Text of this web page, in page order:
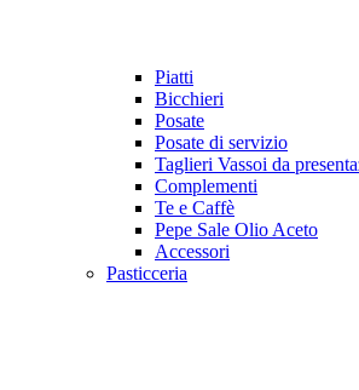
Piatti
Bicchieri
Posate
Posate di servizio
Taglieri Vassoi da
Complementi
Te e Caffè
Pepe Sale Olio Aceto
Accessori
Pasticceria